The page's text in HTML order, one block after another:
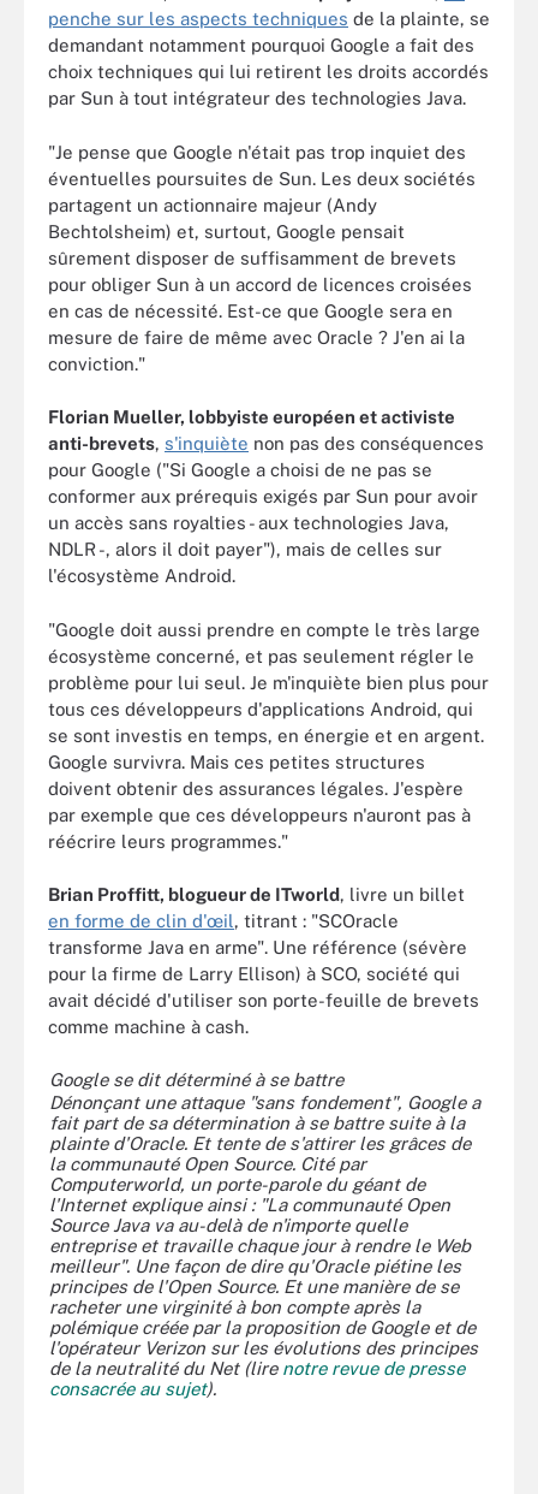
penche sur les aspects techniques de la plainte, se
demandant notamment pourquoi Google a fait des
choix techniques qui lui retirent les droits accordés
par Sun à tout intégrateur des technologies Java.
"Je pense que Google n'était pas trop inquiet des
éventuelles poursuites de Sun. Les deux sociétés
partagent un actionnaire majeur (Andy
Bechtolsheim) et, surtout, Google pensait
sûrement disposer de suffisamment de brevets
pour obliger Sun à un accord de licences croisées
en cas de nécessité. Est-ce que Google sera en
mesure de faire de même avec Oracle ? J'en ai la
conviction."
Florian Mueller, lobbyiste européen et activiste
anti-brevets, s'inquiète non pas des conséquences
pour Google ("Si Google a choisi de ne pas se
conformer aux prérequis exigés par Sun pour avoir
un accès sans royalties - aux technologies Java,
NDLR -, alors il doit payer"), mais de celles sur
l'écosystème Android.
"Google doit aussi prendre en compte le très large
écosystème concerné, et pas seulement régler le
problème pour lui seul. Je m'inquiète bien plus pour
tous ces développeurs d'applications Android, qui
se sont investis en temps, en énergie et en argent.
Google survivra. Mais ces petites structures
doivent obtenir des assurances légales. J'espère
par exemple que ces développeurs n'auront pas à
réécrire leurs programmes."
Brian Proffitt, blogueur de ITworld, livre un billet
en forme de clin d'œil, titrant : "SCOracle
transforme Java en arme". Une référence (sévère
pour la firme de Larry Ellison) à SCO, société qui
avait décidé d'utiliser son porte-feuille de brevets
comme machine à cash.
Google se dit déterminé à se battre
Dénonçant une attaque "sans fondement", Google a
fait part de sa détermination à se battre suite à la
plainte d'Oracle. Et tente de s'attirer les grâces de
la communauté Open Source. Cité par
Computerworld, un porte-parole du géant de
l'Internet explique ainsi : "La communauté Open
Source Java va au-delà de n'importe quelle
entreprise et travaille chaque jour à rendre le Web
meilleur". Une façon de dire qu'Oracle piétine les
principes de l'Open Source. Et une manière de se
racheter une virginité à bon compte après la
polémique créée par la proposition de Google et de
l'opérateur Verizon sur les évolutions des principes
de la neutralité du Net (lire notre revue de presse
consacrée au sujet).